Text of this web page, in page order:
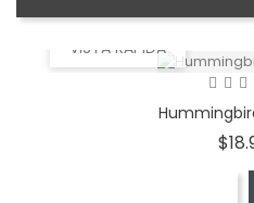
VISTA RÁPIDA